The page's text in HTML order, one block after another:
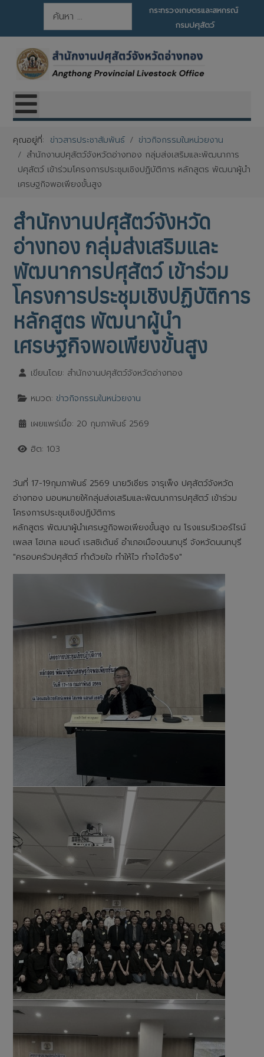
การค้นหา
กระทรวงเกษตรและสหกรณ์
กรมปศุสัตว์
คุณอยู่ที่: ข่าวสารประชาสัมพันธ์
ข่าวกิจกรรมในหน่วยงาน
สำนักงานปศุสัตว์จังหวัดอ่างทอง กลุ่มส่งเสริมและพัฒนาการ
ปศุสัตว์ เข้าร่วมโครงการประชุมเชิงปฏิบัติการ หลักสูตร พัฒนาผู้นำ
เศรษฐกิจพอเพียงขั้นสูง
สำนักงานปศุสัตว์จังหวัด
อ่างทอง กลุ่มส่งเสริมและ
พัฒนาการปศุสัตว์ เข้าร่วม
โครงการประชุมเชิงปฏิบัติการ
หลักสูตร พัฒนาผู้นำ
เศรษฐกิจพอเพียงขั้นสูง
เขียนโดย: สำนักงานปศุสัตว์จังหวัดอ่างทอง
หมวด: ข่าวกิจกรรมในหน่วยงาน
เผยแพร่เมื่อ: 20 กุมภาพันธ์ 2569
ฮิต: 103
วันที่ 17-19กุมภาพันธ์ 2569 นายวิเชียร จารุเพ็ง ปศุสัตว์จังหวัด
อ่างทอง มอบหมายให้กลุ่มส่งเสริมและพัฒนาการปศุสัตว์ เข้าร่วม
โครงการประชุมเชิงปฏิบัติการ
หลักสูตร พัฒนาผู้นำเศรษฐกิจพอเพียงขั้นสูง ณ โรงแรมริเวอร์ไรน์
เพลส โฮเทล แอนด์ เรสซิเด้นซ์ อำเภอเมืองนนทบุรี จังหวัดนนทบุรี
"ครอบครัวปศุสัตว์ ทำด้วยใจ ทำให้ไว ทำจได้จริง"